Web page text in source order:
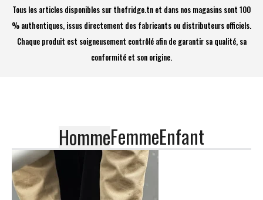
Tous les articles disponibles sur thefridge.tn et dans nos magasins sont 100
% authentiques, issus directement des fabricants ou distributeurs officiels.
Chaque produit est soigneusement contrôlé afin de garantir sa qualité, sa
conformité et son origine.
HommeFemmeEnfant